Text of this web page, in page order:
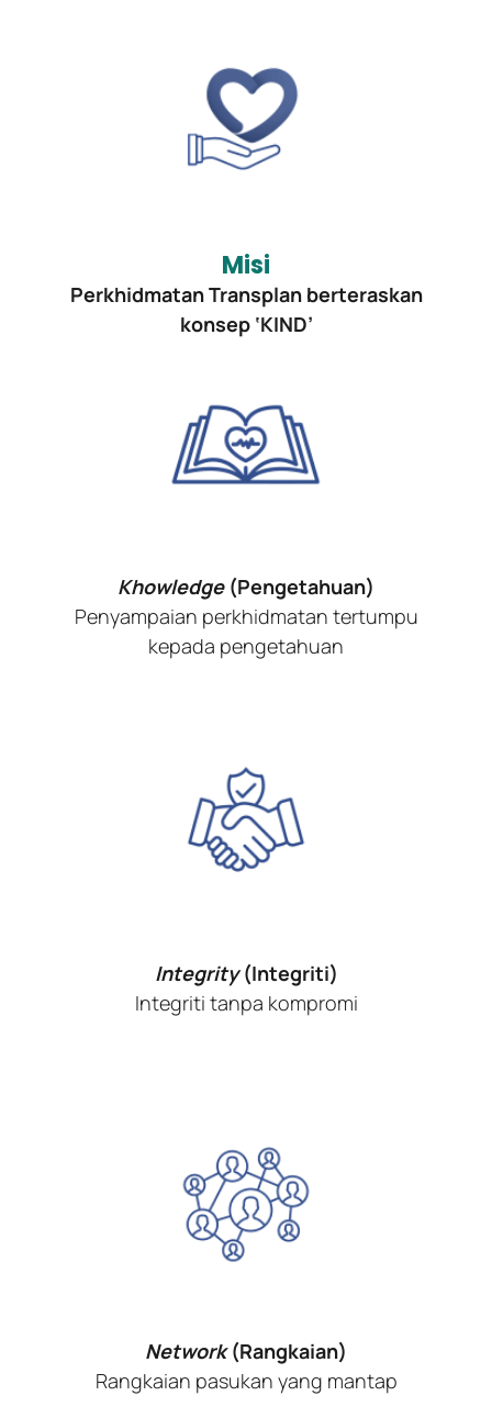
Misi
Perkhidmatan Transplan berteraskan
konsep ‘KIND’
Khowledge(Pengetahuan)
Penyampaian perkhidmatan tertumpu
kepada pengetahuan
Integrity(Integriti)
Integriti tanpa kompromi
Network(Rangkaian)
Rangkaian pasukan yang mantap